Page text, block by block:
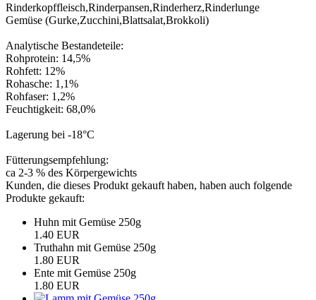
Rinderkopffleisch,Rinderpansen,Rinderherz,Rinderlunge
Gemüse (Gurke,Zucchini,Blattsalat,Brokkoli)
Analytische Bestandeteile:
Rohprotein: 14,5%
Rohfett: 12%
Rohasche: 1,1%
Rohfaser: 1,2%
Feuchtigkeit: 68,0%
Lagerung bei -18°C
Fütterungsempfehlung:
ca 2-3 % des Körpergewichts
Kunden, die dieses Produkt gekauft haben, haben auch folgende
Produkte gekauft:
Huhn mit Gemüse 250g
1.40 EUR
Truthahn mit Gemüse 250g
1.80 EUR
Ente mit Gemüse 250g
1.80 EUR